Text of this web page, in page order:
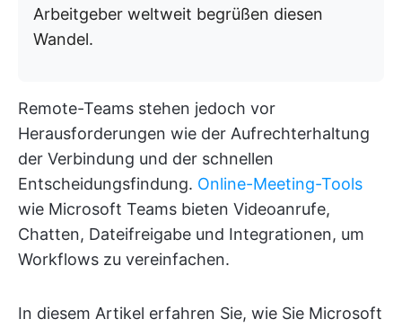
Arbeitgeber weltweit begrüßen diesen
Wandel.
Remote-Teams stehen jedoch vor
Herausforderungen wie der Aufrechterhaltung
der Verbindung und der schnellen
Entscheidungsfindung. Online-Meeting-Tools
wie Microsoft Teams bieten Videoanrufe,
Chatten, Dateifreigabe und Integrationen, um
Workflows zu vereinfachen.
In diesem Artikel erfahren Sie, wie Sie Microsoft